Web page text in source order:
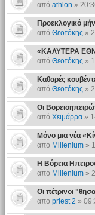
από athlon »
Προεκλογικό
από Θεοτόκης »
«ΚΑΛΥΤΕΡΑ
από Θεοτόκης »
Καθαρές
από Θεοτόκης »
Οι
από Χειμάρρα»
Μόνο μια νέα
από Millenium»
Η Βόρεια
από Millenium»
Οι πέτρινοι
από priest 2 »